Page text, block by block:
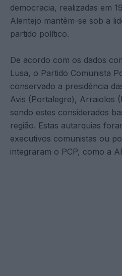
democracia, realizadas em
Alentejo mantêm-se sob a
partido político.
De acordo com os dados
Lusa, o Partido Comunista
conservado a presidência
Avis (Portalegre), Arraiolos
sendo estes considerados
região. Estas autarquias
executivos comunistas ou
integraram o PCP, como a